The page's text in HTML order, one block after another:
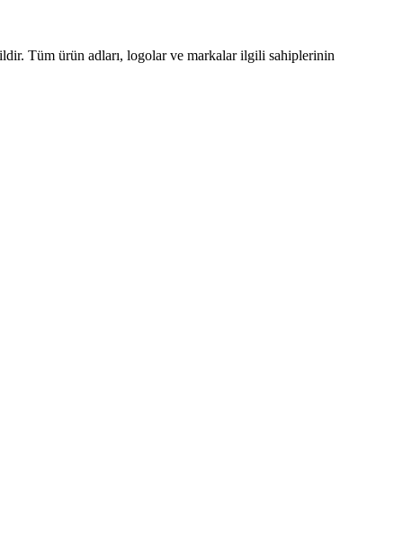
Tüm ürün adları, logolar ve markalar ilgili sahiplerinin